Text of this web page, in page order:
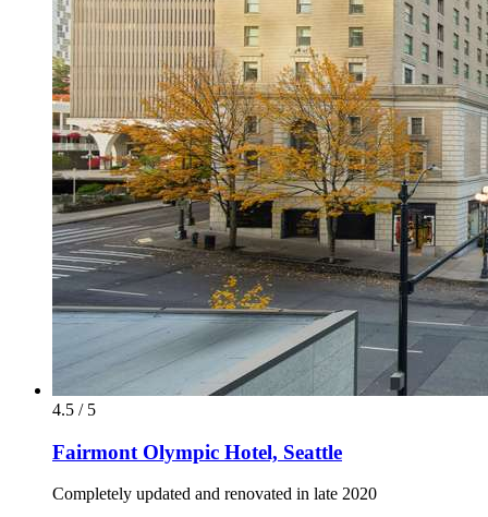
4.5 / 5
Fairmont Olympic Hotel, Seattle
Completely updated and renovated in late 2020